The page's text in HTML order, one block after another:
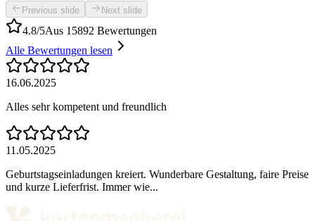
Previous slide Next slide
4.8/5Aus 15892 Bewertungen
Alle Bewertungen lesen
16.06.2025
Alles sehr kompetent und freundlich
11.05.2025
Geburtstagseinladungen kreiert. Wunderbare Gestaltung, faire Preise
und kurze Lieferfrist. Immer wie...